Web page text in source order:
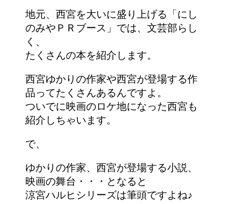
地元、西宮を大いに盛り上げる「にし
のみやＰＲブース」では、文芸部らし
く、
たくさんの本を紹介します。
西宮ゆかりの作家や西宮が登場する作
品ってたくさんあるんですよ。
ついでに映画のロケ地になった西宮も
紹介しちゃいます。
で、
ゆかりの作家、西宮が登場する小説、
映画の舞台・・・となると
涼宮ハルヒシリーズは筆頭ですよね♪